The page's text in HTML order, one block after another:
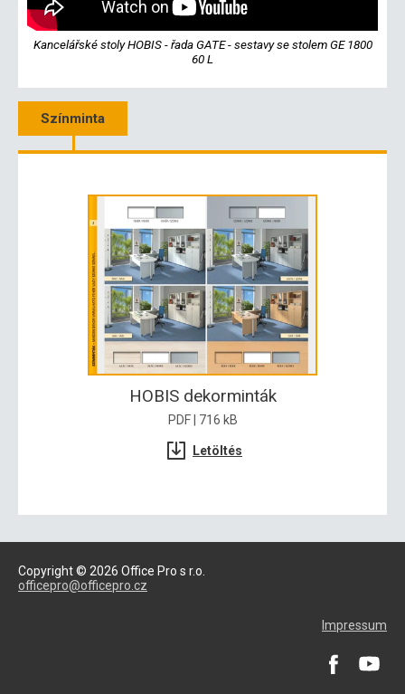
Kancelářské stoly HOBIS - řada GATE - sestavy se stolem GE 1800
60 L
Színminta
HOBIS dekorminták
PDF | 716 kB
Letöltés
Copyright © 2026 Office Pro s r.o.
officepro@officepro.cz
Impressum